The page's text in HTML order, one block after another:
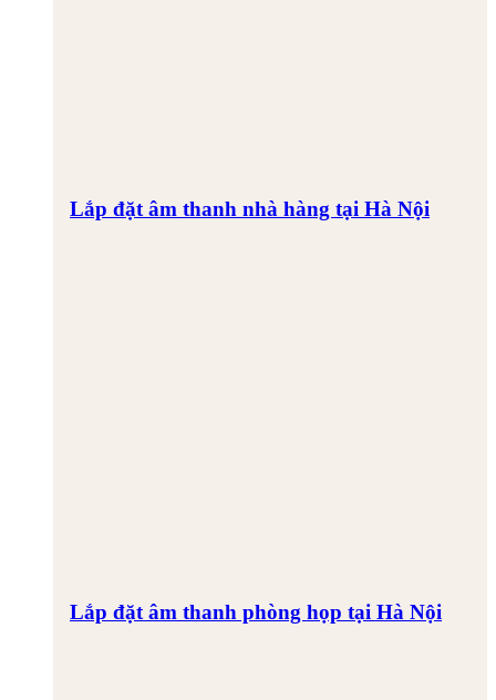
Lắp đặt âm thanh nhà hàng tại Hà Nội
Lắp đặt âm thanh phòng họp tại Hà Nội